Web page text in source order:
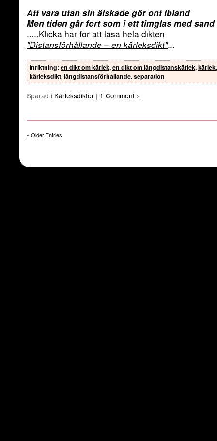
Att vara utan sin älskade gör ont ibland
Men tiden går fort som i ett timglas med sand
.....Klicka här för att läsa hela dikten
"Distansförhållande – en kärleksdikt"...
Inriktning: en dikt om kärlek,en dikt om långdistanskärlek,kärlek,
kärleksdikt,långdistansförhållande,separation
Sparad i Kärleksdikter | 1 Comment »
« Older Entries